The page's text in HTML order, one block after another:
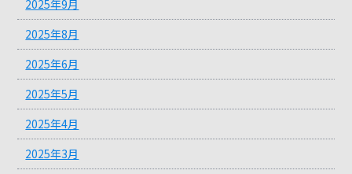
2025年9月
2025年8月
2025年6月
2025年5月
2025年4月
2025年3月